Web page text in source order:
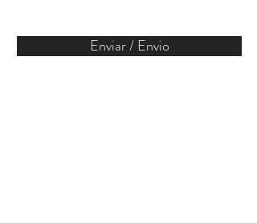
Enviar / Envio